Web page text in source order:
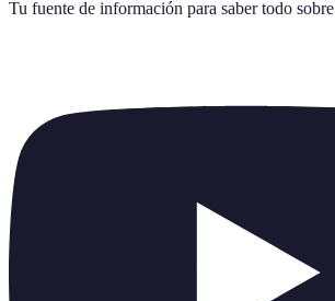
Tu fuente de información para saber todo sobre